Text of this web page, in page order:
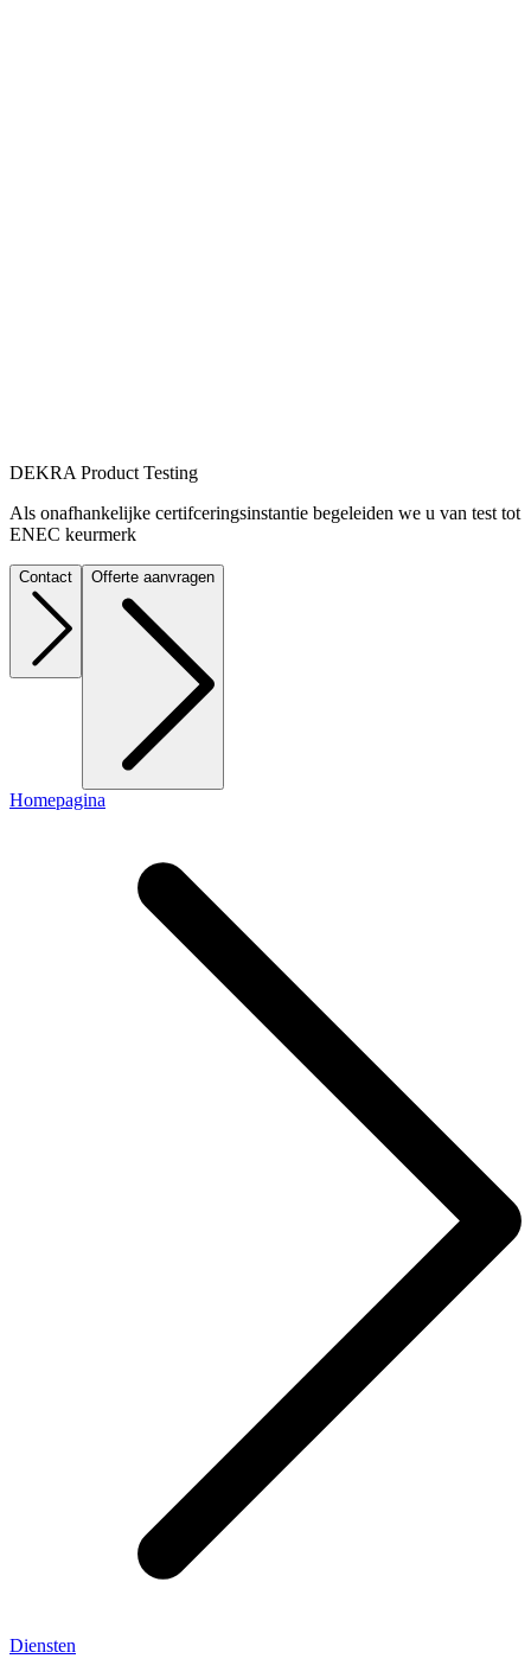
DEKRA Product Testing
Als onafhankelijke certifceringsinstantie begeleiden we u van test tot
ENEC keurmerk
Contact Offerte aanvragen
Homepagina
Diensten